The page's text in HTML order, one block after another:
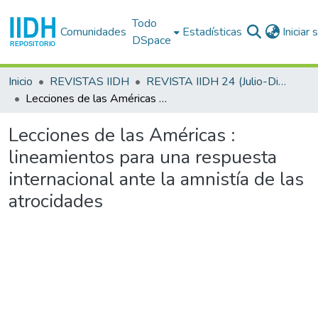
Comunidades
Todo
DSpace
Estadísticas Iniciar
Inicio REVISTAS IIDH
REVISTA IIDH 24 (Julio-Diciembre 1996)
Lecciones de las Américas : lineamientos para una respuesta internacional ante la amnistía de las atrocidades
Lecciones de las Américas :
lineamientos para una respuesta
internacional ante la amnistía de las
atrocidades